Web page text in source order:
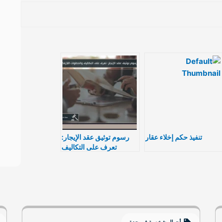
تنفيذ حكم إخلاء عقار
رسوم توثيق عقد الإيجار:
تعرف على التكاليف